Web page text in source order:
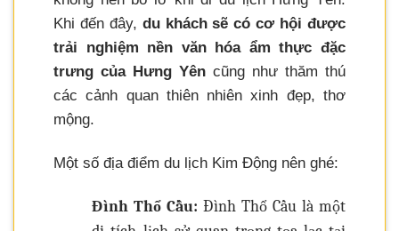
Khi đến đây, du khách sẽ có cơ hội được
trải nghiệm nền văn hóa ẩm thực đặc
trưng của Hưng Yên cũng như thăm thú
các cảnh quan thiên nhiên xinh đẹp, thơ
mộng.
Một số địa điểm du lịch Kim Động nên ghé:
Đình Thổ Cầu: Đình Thổ Cầu là một